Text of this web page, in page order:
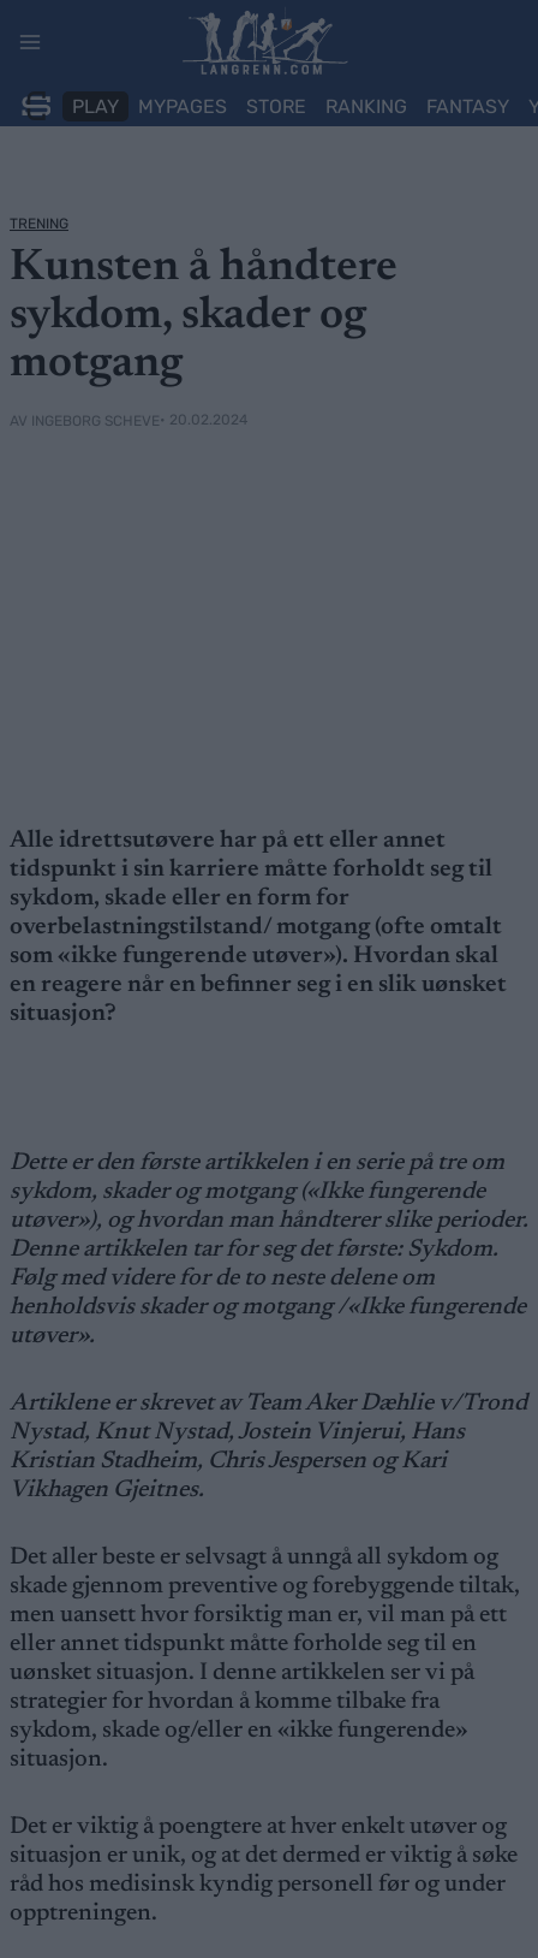
PLAY MYPAGES STORE RANKING FANTASY
TRENING
Kunsten å håndtere
sykdom, skader og
motgang
AV INGEBORG SCHEVE• 20.02.2024
Alle idrettsutøvere har på ett eller annet
tidspunkt i sin karriere måtte forholdt seg til
sykdom, skade eller en form for
overbelastningstilstand/ motgang (ofte omtalt
som «ikke fungerende utøver»). Hvordan skal
en reagere når en befinner seg i en slik uønsket
situasjon?
Dette er den første artikkelen i en serie på tre om
sykdom, skader og motgang («Ikke fungerende
utøver»), og hvordan man håndterer slike perioder.
Denne artikkelen tar for seg det første: Sykdom.
Følg med videre for de to neste delene om
henholdsvis skader og motgang /«Ikke fungerende
utøver».
Artiklene er skrevet av Team Aker Dæhlie v/Trond
Nystad, Knut Nystad, Jostein Vinjerui, Hans
Kristian Stadheim, Chris Jespersen og Kari
Vikhagen Gjeitnes.
Det aller beste er selvsagt å unngå all sykdom og
skade gjennom preventive og forebyggende tiltak,
men uansett hvor forsiktig man er, vil man på ett
eller annet tidspunkt måtte forholde seg til en
uønsket situasjon. I denne artikkelen ser vi på
strategier for hvordan å komme tilbake fra
sykdom, skade og/eller en «ikke fungerende»
situasjon.
Det er viktig å poengtere at hver enkelt utøver og
situasjon er unik, og at det dermed er viktig å søke
råd hos medisinsk kyndig personell før og under
opptreningen.